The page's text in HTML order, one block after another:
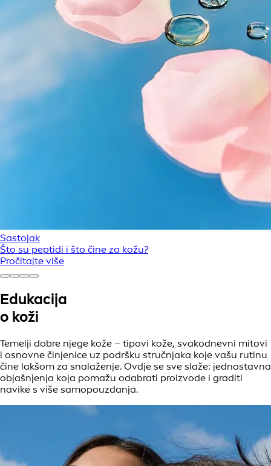
Sastojak
Što su peptidi i što čine za kožu?
Pročitajte više
Edukacija
o koži
Temelji dobre njege kože – tipovi kože, svakodnevni mitovi
i osnovne činjenice uz podršku stručnjaka koje vašu rutinu
čine lakšom za snalaženje. Ovdje se sve slaže: jednostavna
objašnjenja koja pomažu odabrati proizvode i graditi
navike s više samopouzdanja.